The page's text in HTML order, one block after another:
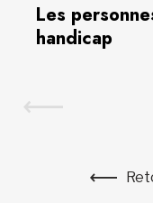
Les
handicap